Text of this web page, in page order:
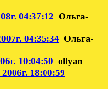
04:37:12 Ольга-
04:35:34 Ольга-
10:04:50 ollyan
2006г. 18:00:59